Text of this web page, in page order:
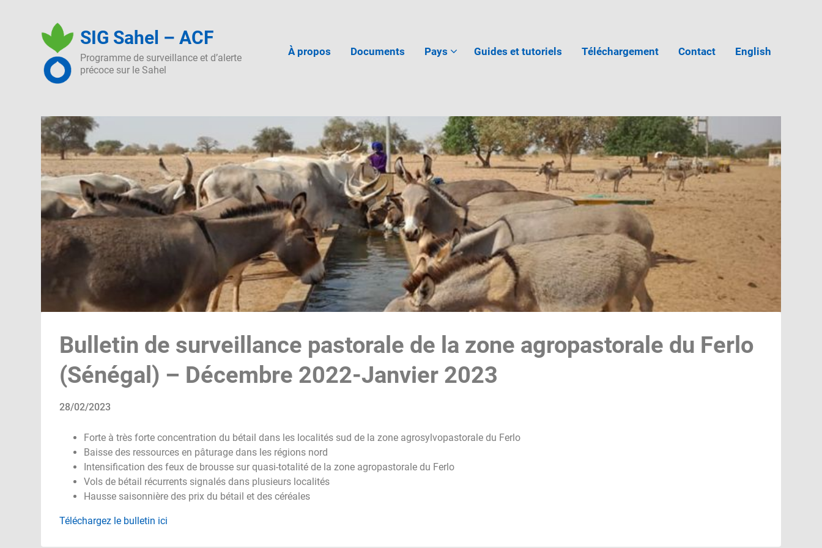
SIG Sahel – ACF
Programme de surveillance et d’alerte
précoce sur le Sahel
À propos Documents Pays Guides et tutoriels Téléchargement Contact English
Bulletin de surveillance pastorale de la zone agropastorale du Ferlo
(Sénégal) – Décembre 2022-Janvier 2023
28/02/2023
Forte à très forte concentration du bétail dans les localités sud de la zone agrosylvopastorale du Ferlo
Baisse des ressources en pâturage dans les régions nord
Intensification des feux de brousse sur quasi-totalité de la zone agropastorale du Ferlo
Vols de bétail récurrents signalés dans plusieurs localités
Hausse saisonnière des prix du bétail et des céréales
Téléchargez le bulletin ici